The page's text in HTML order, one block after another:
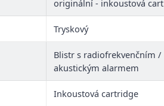
originální - inkoustová
Tryskový
Blistr s radiofrekvenčním /
akustickým alarmem
Inkoustová cartridge